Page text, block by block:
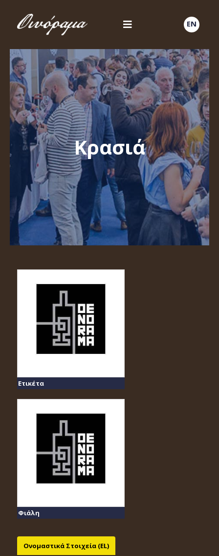
EN
Κρασιά
Ετικέτα
Φιάλη
Ονομαστικά Στοιχεία (EL)